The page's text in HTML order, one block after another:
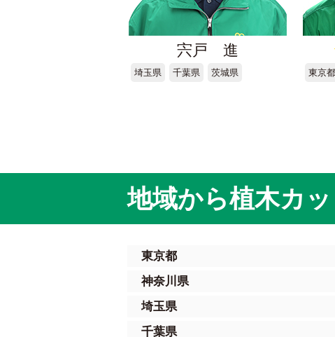
宍戸 進
埼玉県 千葉県 茨城県 東京都
地域から植木カ
東京都
神奈川県
埼玉県
千葉県